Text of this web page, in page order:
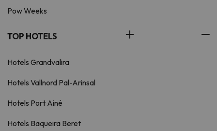
Pow Weeks
TOP HOTELS
Hotels Grandvalira
Hotels Vallnord Pal-Arinsal
Hotels Port Ainé
Hotels Baqueira Beret